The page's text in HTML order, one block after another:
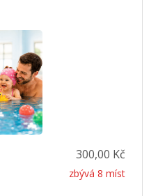
zbývá 8 míst
300,00 Kč